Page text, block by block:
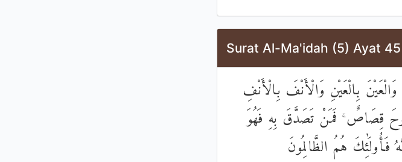
Surat Al-Ma'idah (5) Ayat 45
بِالْعَيْنِ وَالْأَنْفَ بِالْأَنْفِ
قِصَاصٌ ۚ فَمَنْ تَصَدَّقَ بِهِ فَهُوَ
فَأُولَٰئِكَ هُمُ الظَّالِمُونَ